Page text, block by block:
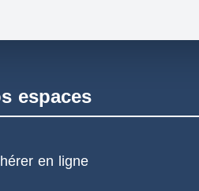
espaces
en ligne